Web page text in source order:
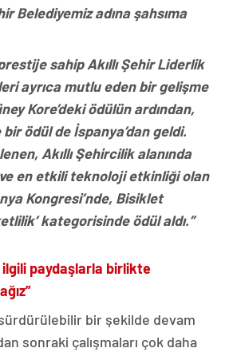
Belediyemiz adına şahsıma
sahip Akıllı Şehir Liderlik
ayrıca mutlu eden bir gelişme
Kore’deki ödülün ardından,
ödül de İspanya’dan geldi.
Akıllı Şehircilik alanında
en etkili teknoloji etkinliği olan
Kongresi’nde, Bisiklet
kategorisinde ödül aldı.”
paydaşlarla birlikte
sürdürülebilir bir şekilde devam
sonraki çalışmaları çok daha